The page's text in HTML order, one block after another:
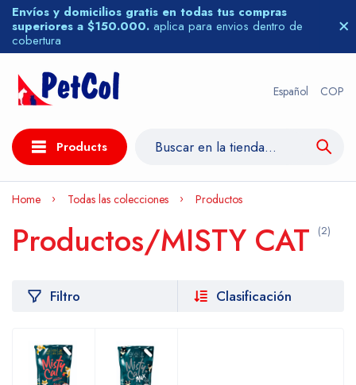
Envíos y domicilios gratis en todas tus compras
superiores a $150.000. aplica para envios dentro de
cobertura
Español COP
Products
Home Todas las colecciones Productos
Productos/MISTY CAT (2)
Filtro Clasificación